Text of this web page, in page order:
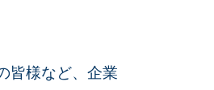
皆様など、企業